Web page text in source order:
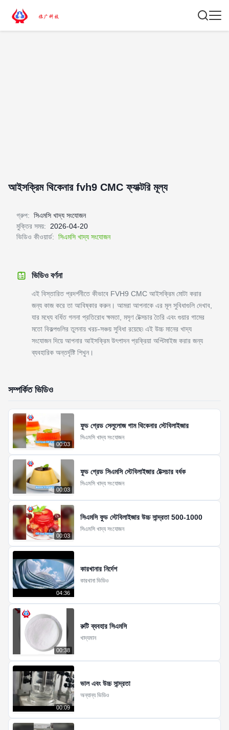
আইসক্রিম থিকেনার fvh9 CMC ফ্যাক্টরি মূল্য
গ্রুপ: সিএমসি খাদ্য সংযোজন
মুক্তির সময়:
2026-04-20
ভিডিও কীওয়ার্ড: সিএমসি খাদ্য সংযোজন
ভিডিও বর্ণনা
এই বিস্তারিত প্রদর্শনীতে কীভাবে FVH9 CMC আইসক্রিম মোটা করার
জন্য কাজ করে তা আবিষ্কার করুন। আমরা আপনাকে এর মূল সুবিধাগুলি দেখাব,
যার মধ্যে বর্ধিত গলনা প্রতিরোধ ক্ষমতা, মসৃণ টেক্সচার তৈরি এবং গুয়ার গামের
মতো বিকল্পগুলির তুলনায় খরচ-সঞ্চয় সুবিধা রয়েছে৷ এই উচ্চ মানের খাদ্য
সংযোজন দিয়ে আপনার আইসক্রিম উৎপাদন প্রক্রিয়া অপ্টিমাইজ করার জন্য
ব্যবহারিক অন্তর্দৃষ্টি শিখুন।
সম্পর্কিত ভিডিও
00:03
ফুড গ্রেড সেলুলোজ গাম থিকেনার স্টেবিলাইজার
সিএমসি খাদ্য সংযোজন
00:03
ফুড গ্রেড সিএমসি স্টেবিলাইজার টেক্সচার বর্ধক
সিএমসি খাদ্য সংযোজন
00:03
সিএমসি ফুড স্টেবিলাইজার উচ্চ সান্দ্রতা 500-1000
সিএমসি খাদ্য সংযোজন
04:36
কারখানার নির্দেশ
কারখানা ভিডিও
00:38
রুটি ব্যবহার সিএমসি
খাদ্যমান
00:09
ভাল এবং উচ্চ সান্দ্রতা
অন্যান্য ভিডিও